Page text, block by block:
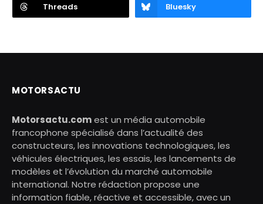
Threads Bluesky
MOTORSACTU
Motorsactu.comest un média automobile
francophone spécialisé dans l’actualité des
constructeurs, les innovations technologiques, les
véhicules électriques, les essais, les lancements de
modèles et l’évolution du marché automobile
international. Notre rédaction propose une
information fiable, réactive et accessible, avec un